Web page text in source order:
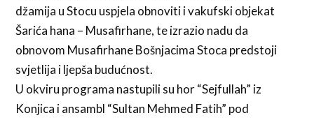
džamija u Stocu uspjela obnoviti i vakufski objekat
Šarića hana – Musafirhane, te izrazio nadu da
obnovom Musafirhane Bošnjacima Stoca predstoji
svjetlija i ljepša budućnost.
U okviru programa nastupili su hor “Sejfullah” iz
Konjica i ansambl “Sultan Mehmed Fatih” pod